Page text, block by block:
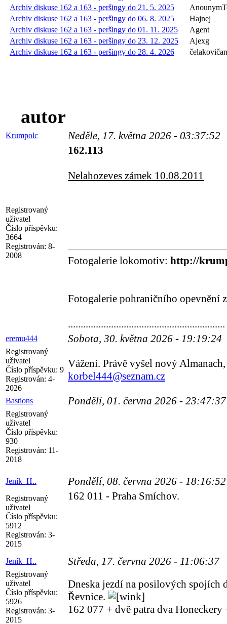
Archiv diskuse 162 a 163 - peršingy do 21. 5. 2025
Archiv diskuse 162 a 163 - peršingy do 06. 8. 2025
Hajnej
Archiv diskuse 162 a 163 - peršingy do 01. 11. 2025
Agent
Archiv diskuse 162 a 163 - peršingy do 23. 12. 2025
Ajexg
Archiv diskuse 162 a 163 - peršingy do 28. 4. 2026
čelakovičan
autor
Krumpolc Neděle, 17. května 2026 - 03:37:52
Registrovaný
uživatel
Číslo příspěvku:
3664
Registrován: 8-
2008
162.113
Nelahozeves zámek 10.08.2011
Fotogalerie lokomotiv: http://
Fotogalerie pohraničního opevnění
..............................................................
eremu444 Sobota, 30. května 2026 - 19:19:24
Registrovaný
uživatel
Číslo příspěvku: 9
Registrován: 4-
2026
Vážení. Právě vyšel nový
korbel444@seznam.cz
Bastions Pondělí, 01. června 2026 -
Registrovaný
uživatel
Číslo příspěvku:
930
Registrován: 11-
2018
Jeník_H.. Pondělí, 08. června 2026 -
Registrovaný
uživatel
Číslo příspěvku:
5912
Registrován: 3-
2015
162 011 - Praha Smíchov.
Jeník_H.. Středa, 17. června 2026 - 11:06:37
Registrovaný
uživatel
Číslo příspěvku:
5926
Registrován: 3-
2015
Dneska jezdí na posilových spojích
Řevnice.
162 077 + dvě patra dva